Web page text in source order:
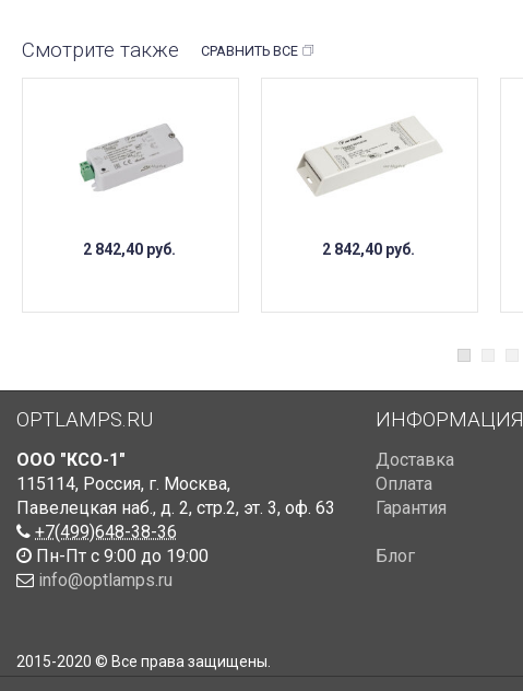
Смотрите также СРАВНИТЬ ВСЕ
2 842,40 руб. 2 842,40 руб.
OPTLAMPS.RU
ООО "КСО-1"
115114, Россия, г. Москва,
Павелецкая наб., д. 2, стр.2, эт. 3, оф. 63
+7(499)648-38-36
Пн-Пт с 9:00 до 19:00
info@optlamps.ru
ИНФОРМАЦИЯ
Доставка
Оплата
Гарантия
Блог
2015-2020 © Все права защищены.